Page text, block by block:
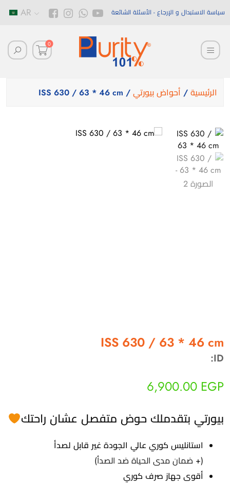
AR سياسة الاستبدال و الإرجاع الأسئلة الشائعة
0
الرئيسية / أحواض بيورتي / ISS 630 / 63 * 46 cm
ISS 630 / 63 * 46 cm
ID:
6,900.00 EGP
بيورتي بتقدملك حوض متفصل عشان راحتك
استانليس كوري عالي الجودة غير قابل لصدأ
(+ ضمان مدى الحياة ضد الصدأ)
أقوى جهاز صرف كوري